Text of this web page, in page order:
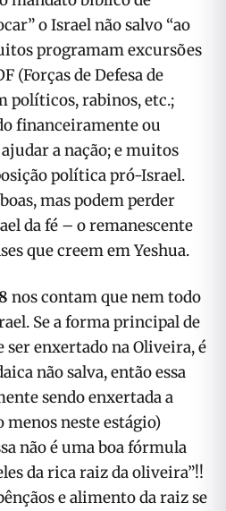
o Israel não salvo “ao
programam excursões
(Forças de Defesa de
políticos, rabinos, etc.;
financeiramente ou
a nação; e muitos
política pró-Israel.
mas podem perder
da fé – o remanescente
que creem em Yeshua.
nos contam que nem todo
Se a forma principal de
ser enxertado na Oliveira, é
não salva, então essa
sendo enxertada a
neste estágio)
não é uma boa fórmula
da rica raiz da oliveira”!!
e alimento da raiz se